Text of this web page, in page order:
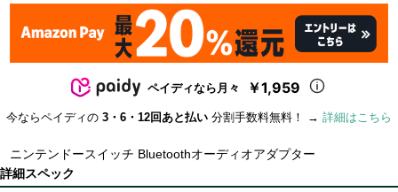
ペイディなら月々 ￥1,959
今ならペイディの 3・6・12回あと払い 分割手数料無料！ → 詳細はこちら
ニンテンドースイッチ Bluetoothオーディオアダプター
詳細スペック